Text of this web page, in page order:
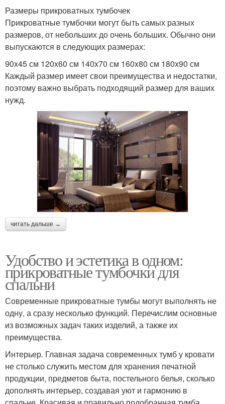
Размеры прикроватных тумбочек
Прикроватные тумбочки могут быть самых разных
размеров, от небольших до очень больших. Обычно они
выпускаются в следующих размерах:
90x45 см 120x60 см 140x70 см 160x80 см 180x90 см
Каждый размер имеет свои преимущества и недостатки,
поэтому важно выбрать подходящий размер для ваших
нужд.
читать дальше →
Удобство и эстетика в одном:
прикроватные тумбочки для
спальни
Современные прикроватные тумбы могут выполнять не
одну, а сразу несколько функций. Перечислим основные
из возможных задач таких изделий, а также их
преимущества.
Интерьер. Главная задача современных тумб у кровати
не столько служить местом для хранения печатной
продукции, предметов быта, постельного белья, сколько
дополнять интерьер, создавая уют и гармонию в